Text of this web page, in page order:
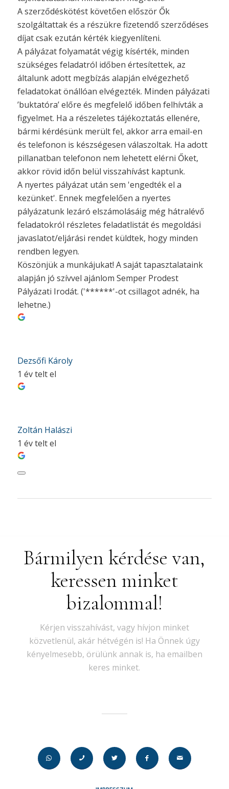
A szerződéskötést követően először Ők
szolgáltattak és a részükre fizetendő szerződéses
díjat csak ezután kérték kiegyenlíteni.
A pályázat folyamatát végig kísérték, minden
szükséges feladatról időben értesítettek, az
általunk adott megbízás alapján elvégezhető
feladatokat önállóan elvégezték. Minden pályázati
’buktatóra’ előre és megfelelő időben felhívták a
figyelmet. Ha a részeletes tájékoztatás ellenére,
bármi kérdésünk merült fel, akkor arra email-en
és telefonon is készségesen válaszoltak. Ha adott
pillanatban telefonon nem lehetett elérni Őket,
akkor rövid időn belül visszahívást kaptunk.
A nyertes pályázat után sem 'engedték el a
kezünket'. Ennek megfelelően a nyertes
pályázatunk lezáró elszámolásáig még hátralévő
feladatokról részletes feladatlistát és megoldási
javaslatot/eljárási rendet küldtek, hogy minden
rendben legyen.
Köszönjük a munkájukat! A saját tapasztalataink
alapján jó szívvel ajánlom Semper Prodest
Pályázati Irodát. ('******'-ot csillagot adnék, ha
lehetne.)
Dezsőfi Károly
1 év telt el
Zoltán Halászi
1 év telt el
Bármilyen kérdése van,
keressen minket
bizalommal!
Kérjen visszahívást, vagy hívjon minket
közvetlenül, akár hétvégén is! Ha Önnek úgy
kényelmesebb, örülünk annak is, ha emailben
keres minket.